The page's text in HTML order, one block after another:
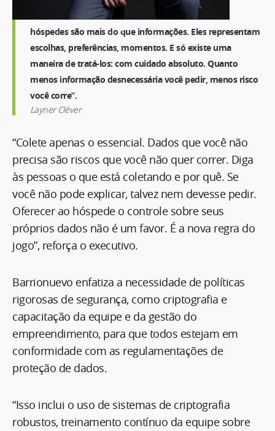
hóspedes são mais do que informações. Eles representam
escolhas, preferências, momentos. E só existe uma
maneira de tratá-los: com cuidado absoluto. Quanto
menos informação desnecessária você pedir, menos risco
você corre”.
Layner Cléver
“Colete apenas o essencial. Dados que você não
precisa são riscos que você não quer correr. Diga
às pessoas o que está coletando e por quê. Se
você não pode explicar, talvez nem devesse pedir.
Oferecer ao hóspede o controle sobre seus
próprios dados não é um favor. É a nova regra do
jogo”, reforça o executivo.
Barrionuevo enfatiza a necessidade de políticas
rigorosas de segurança, como criptografia e
capacitação da equipe e da gestão do
empreendimento, para que todos estejam em
conformidade com as regulamentações de
proteção de dados.
“Isso inclui o uso de sistemas de criptografia
robustos, treinamento contínuo da equipe sobre